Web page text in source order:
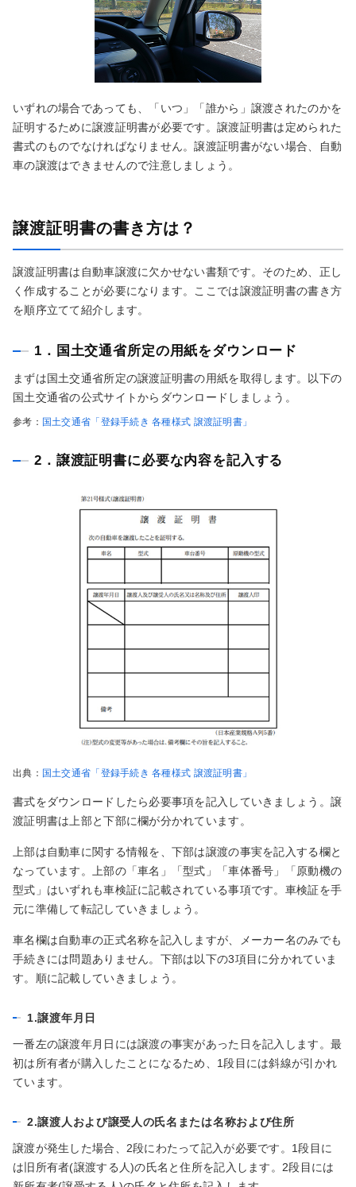
いずれの場合であっても、「いつ」「誰から」譲渡されたのかを
証明するために譲渡証明書が必要です。譲渡証明書は定められた
書式のものでなければなりません。譲渡証明書がない場合、自動
車の譲渡はできませんので注意しましょう。
譲渡証明書の書き方は？
譲渡証明書は自動車譲渡に欠かせない書類です。そのため、正し
く作成することが必要になります。ここでは譲渡証明書の書き方
を順序立てて紹介します。
1．国土交通省所定の用紙をダウンロード
まずは国土交通省所定の譲渡証明書の用紙を取得します。以下の
国土交通省の公式サイトからダウンロードしましょう。
参考： 国土交通省「登録手続き 各種様式 譲渡証明書」
2．譲渡証明書に必要な内容を記入する
出典： 国土交通省「登録手続き 各種様式 譲渡証明書」
書式をダウンロードしたら必要事項を記入していきましょう。譲
渡証明書は上部と下部に欄が分かれています。
上部は自動車に関する情報を、下部は譲渡の事実を記入する欄と
なっています。上部の「車名」「型式」「車体番号」「原動機の
型式」はいずれも車検証に記載されている事項です。車検証を手
元に準備して転記していきましょう。
車名欄は自動車の正式名称を記入しますが、メーカー名のみでも
手続きには問題ありません。下部は以下の3項目に分かれていま
す。順に記載していきましょう。
1.譲渡年月日
一番左の譲渡年月日には譲渡の事実があった日を記入します。最
初は所有者が購入したことになるため、1段目には斜線が引かれ
ています。
2.譲渡人および譲受人の氏名または名称および住所
譲渡が発生した場合、2段にわたって記入が必要です。1段目に
は旧所有者(譲渡する人)の氏名と住所を記入します。2段目には